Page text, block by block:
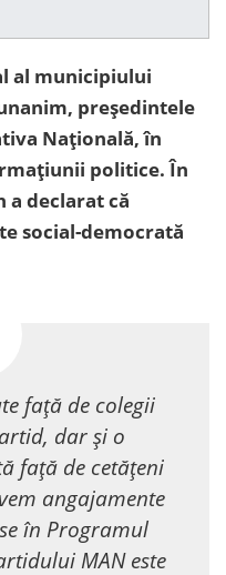
al municipiului
președintele
Națională, în
politice. În
a declarat că
social-democrată
față de colegii
dar și o
față de cetățeni
angajamente
în Programul
MAN este